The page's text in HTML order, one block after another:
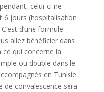
celui-ci ne
6 jours (hospitalisation
d’une formule
allez bénéficier dans
qui concerne la
ou double dans le
en Tunisie.
de convalescence sera